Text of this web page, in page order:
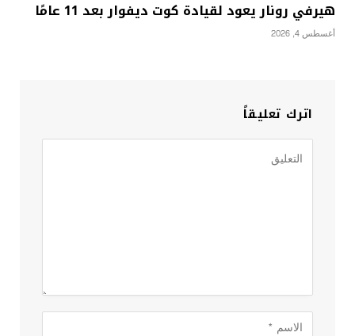
هيرفي رونار يعود لقيادة كوت ديفوار بعد 11 عامًا
أغسطس 4, 2026
اترك تعليقاً